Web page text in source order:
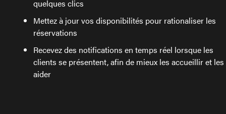
quelques clics
Mettez à jour vos disponibilités pour rationaliser les
réservations
Recevez des notifications en temps réel lorsque les
clients se présentent, afin de mieux les accueillir et les
aider